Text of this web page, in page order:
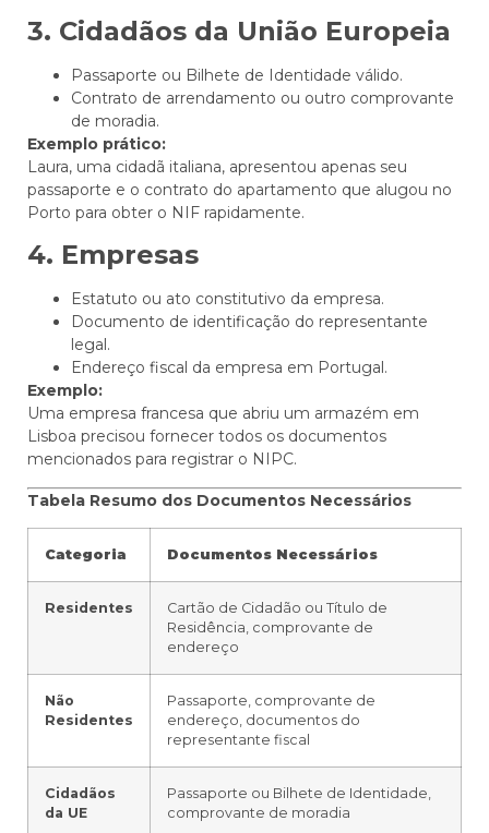
3. Cidadãos da União Europeia
Passaporte ou Bilhete de Identidade válido.
Contrato de arrendamento ou outro comprovante
de moradia.
Exemplo prático:
Laura, uma cidadã italiana, apresentou apenas seu
passaporte e o contrato do apartamento que alugou no
Porto para obter o NIF rapidamente.
4. Empresas
Estatuto ou ato constitutivo da empresa.
Documento de identificação do representante
legal.
Endereço fiscal da empresa em Portugal.
Exemplo:
Uma empresa francesa que abriu um armazém em
Lisboa precisou fornecer todos os documentos
mencionados para registrar o NIPC.
Tabela Resumo dos Documentos Necessários
Categoria Documentos Necessários
Residentes
Cartão de Cidadão ou Título de
Residência, comprovante de
endereço
Não
Residentes
Passaporte, comprovante de
endereço, documentos do
representante fiscal
Cidadãos
da UE
Passaporte ou Bilhete de Identidade,
comprovante de moradia